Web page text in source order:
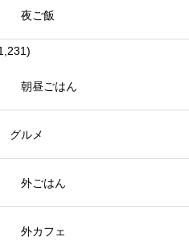
夜ご飯
朝昼ごはん
グルメ
外ごはん
外カフェ